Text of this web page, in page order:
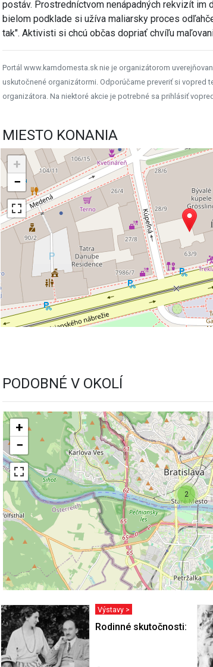
postáv. Prostredníctvom nenápadných rekvizít im
bielom podklade si užíva maliarsky proces
tak". Aktivisti si chcú občas dopriať chvíľu
Portál www.kamdomesta.sk nie je organizátorom
uskutočnené organizátormi. Odporúčame preveriť si vopred
organizátora. Na niektoré akcie je potrebné sa prihlásiť
MIESTO KONANIA
+
−
PODOBNÉ V OKOLÍ
2
+
−
Výstavy >
Rodinné skutočnosti: